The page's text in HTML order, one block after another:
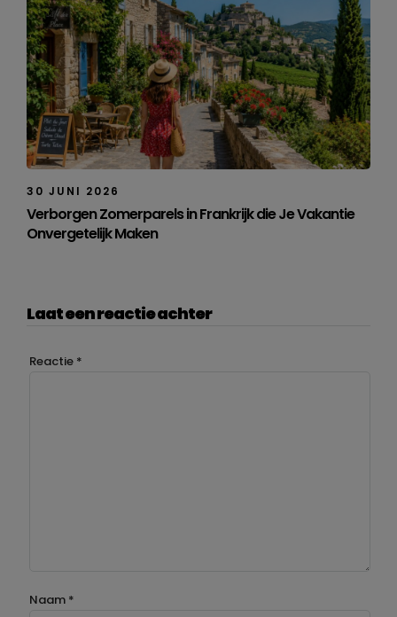
30 JUNI 2026
Verborgen Zomerparels in Frankrijk die Je Vakantie
Onvergetelijk Maken
Laat een reactie achter
Reactie *
Naam *